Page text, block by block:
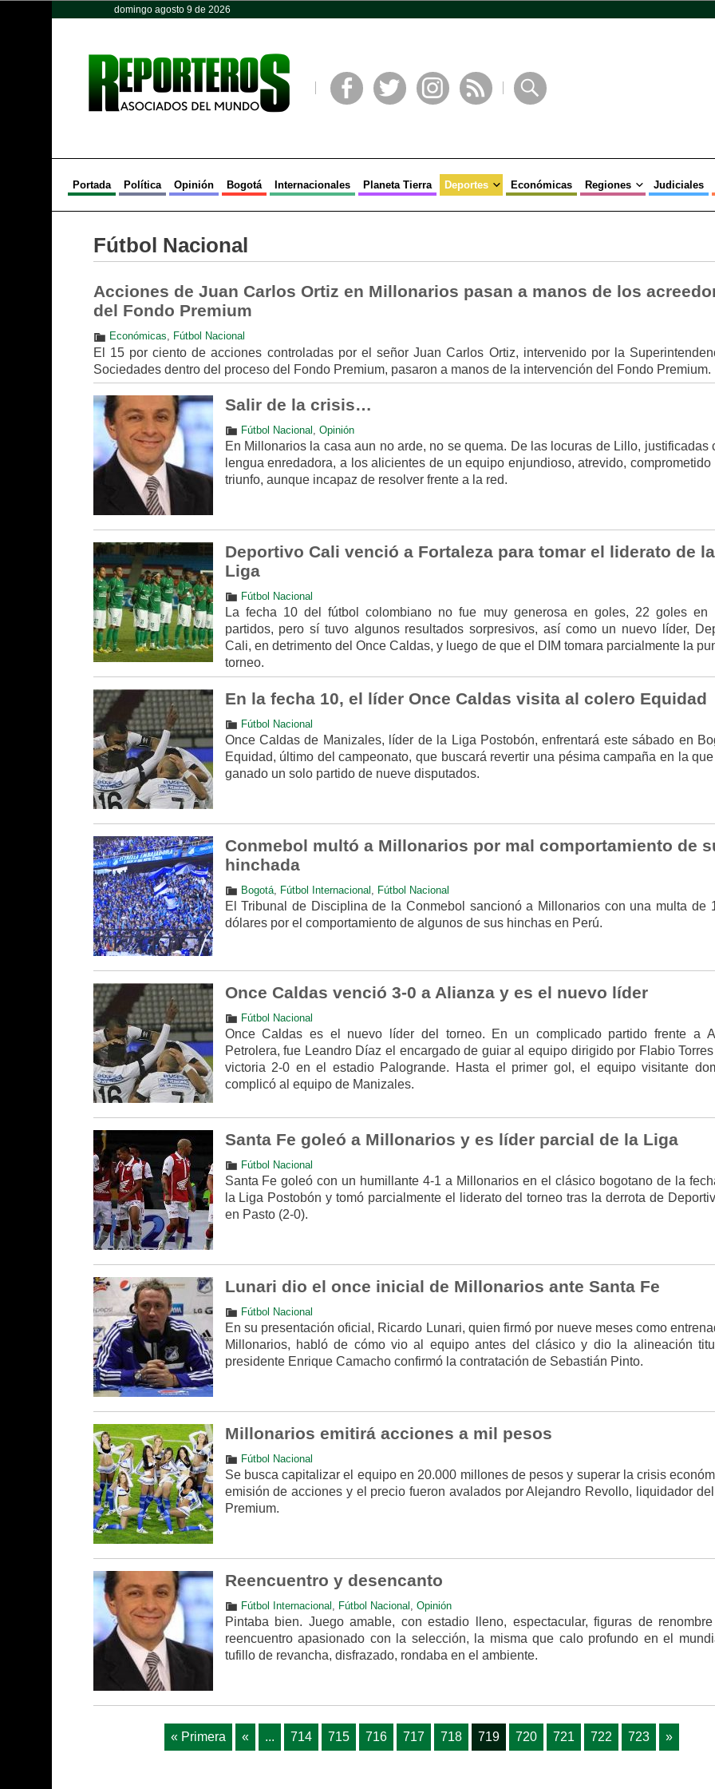
domingo agosto 9 de 2026
Portada Política Opinión Bogotá Internacionales Planeta Tierra Deportes Económicas Regiones Judiciales
Fútbol Nacional
Acciones de Juan Carlos Ortiz en Millonarios pasan a manos de los
del Fondo Premium
Económicas, Fútbol Nacional
El 15 por ciento de acciones controladas por el señor Juan Carlos Ortiz, intervenido por la
Sociedades dentro del proceso del Fondo Premium, pasaron a manos de la intervención del Fondo Premium.
Salir de la crisis…
Fútbol Nacional Opinión
En Millonarios la casa aun no arde, no se quema. De las locuras de Lillo, justificadas
lengua enredadora, a los alicientes de un equipo enjundioso, atrevido, comprometido
triunfo, aunque incapaz de resolver frente a la red.
Deportivo Cali venció a Fortaleza para tomar el liderato de la
Liga
Fútbol Nacional
La fecha 10 del fútbol colombiano no fue muy generosa en goles, 22 goles en
partidos, pero sí tuvo algunos resultados sorpresivos, así como un nuevo líder,
Cali, en detrimento del Once Caldas, y luego de que el DIM tomara parcialmente la
torneo.
En la fecha 10, el líder Once Caldas visita al colero Equidad
Fútbol Nacional
Once Caldas de Manizales, líder de la Liga Postobón, enfrentará este sábado en
Equidad, último del campeonato, que buscará revertir una pésima campaña en la
ganado un solo partido de nueve disputados.
Conmebol multó a Millonarios por mal comportamiento de
hinchada
Bogotá, Fútbol Internacional Fútbol Nacional
El Tribunal de Disciplina de la Conmebol sancionó a Millonarios con una multa de
dólares por el comportamiento de algunos de sus hinchas en Perú.
Once Caldas venció 3-0 a Alianza y es el nuevo líder
Fútbol Nacional
Once Caldas es el nuevo líder del torneo. En un complicado partido frente a
Petrolera, fue Leandro Díaz el encargado de guiar al equipo dirigido por Flabio
victoria 2-0 en el estadio Palogrande. Hasta el primer gol, el equipo visitante
complicó al equipo de Manizales.
Santa Fe goleó a Millonarios y es líder parcial de la Liga
Fútbol Nacional
Santa Fe goleó con un humillante 4-1 a Millonarios en el clásico bogotano de la
la Liga Postobón y tomó parcialmente el liderato del torneo tras la derrota de
en Pasto (2-0).
Lunari dio el once inicial de Millonarios ante Santa Fe
Fútbol Nacional
En su presentación oficial, Ricardo Lunari, quien firmó por nueve meses como
Millonarios, habló de cómo vio al equipo antes del clásico y dio la alineación
presidente Enrique Camacho confirmó la contratación de Sebastián Pinto.
Millonarios emitirá acciones a mil pesos
Fútbol Nacional
Se busca capitalizar el equipo en 20.000 millones de pesos y superar la crisis
emisión de acciones y el precio fueron avalados por Alejandro Revollo, liquidador
Premium.
Reencuentro y desencanto
Fútbol Internacional Fútbol Nacional Opinión
Pintaba bien. Juego amable, con estadio lleno, espectacular, figuras de
reencuentro apasionado con la selección, la misma que calo profundo en el
tufillo de revancha, disfrazado, rondaba en el ambiente.
« Primera « ... 714 715 716 717 718 719 720 721 722 723 »
Opinión Política